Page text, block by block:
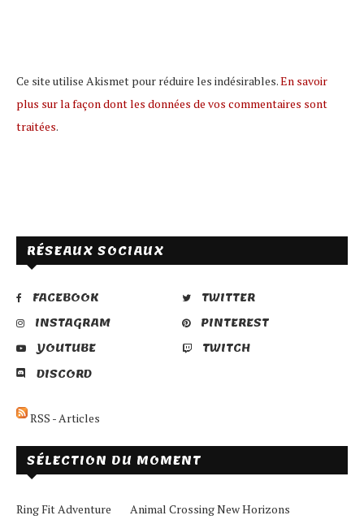
Ce site utilise Akismet pour réduire les indésirables.En savoir
plus sur la façon dont les données de vos commentaires sont
traitées.
RÉSEAUX SOCIAUX
FACEBOOK
TWITTER
INSTAGRAM
PINTEREST
YOUTUBE
TWITCH
DISCORD
RSS - Articles
SÉLECTION DU MOMENT
Ring Fit Adventure Animal Crossing New Horizons